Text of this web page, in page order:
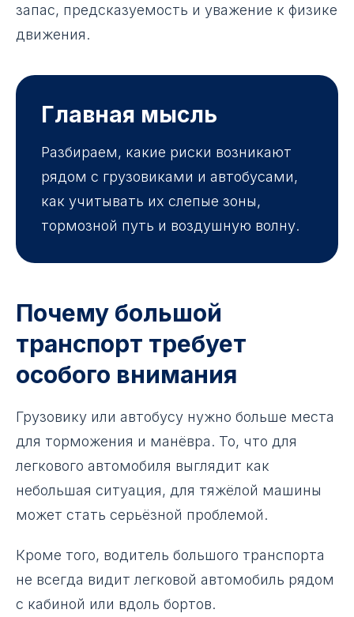
запас, предсказуемость и уважение к физике
движения.
Главная мысль
Разбираем, какие риски возникают
рядом с грузовиками и автобусами,
как учитывать их слепые зоны,
тормозной путь и воздушную волну.
Почему большой
транспорт требует
особого внимания
Грузовику или автобусу нужно больше места
для торможения и манёвра. То, что для
легкового автомобиля выглядит как
небольшая ситуация, для тяжёлой машины
может стать серьёзной проблемой.
Кроме того, водитель большого транспорта
не всегда видит легковой автомобиль рядом
с кабиной или вдоль бортов.